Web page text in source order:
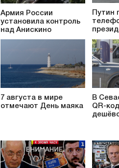
Армия России
установила контроль
над Анискино
Путин
7 августа в мире
отмечают День маяка
В
QR-